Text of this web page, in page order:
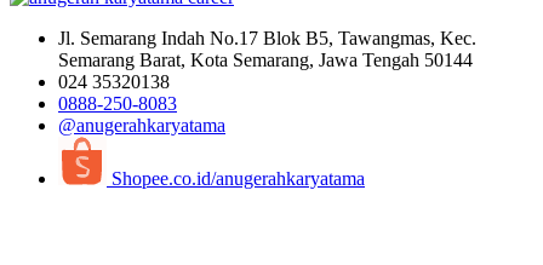
Jl. Semarang Indah No.17 Blok B5, Tawangmas, Kec.
Semarang Barat, Kota Semarang, Jawa Tengah 50144
024 35320138
0888-250-8083
@anugerahkaryatama
Shopee.co.id/anugerahkaryatama